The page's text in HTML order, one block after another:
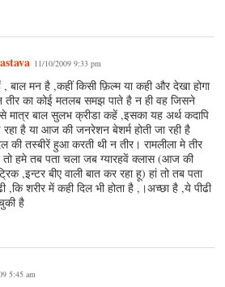
11/10/2009 9:33 pm
बाल मन है ,कहीं किसी फ़िल्म या कही और देखा होगा
तीर का कोई मतलब समझ पाते है न ही वह जिसने
मात्र बाल सुलभ क्रीडा कहें ,इसका यह अर्थ कदापि
है या आज की जनरेशन बेशर्म होती जा रही है
की तस्बीरें हुआ करती थी न तीर। रामलीला मे तीर
हमे तब पता चला जब ग्यारहवें क्लास (आज की
,इन्टर बीए वाली बात कर रहा हू) हां तो तब पता
,कि शरीर में कही दिल भी होता है ,।अच्छा है ,ये पीढी
है
5:45 am